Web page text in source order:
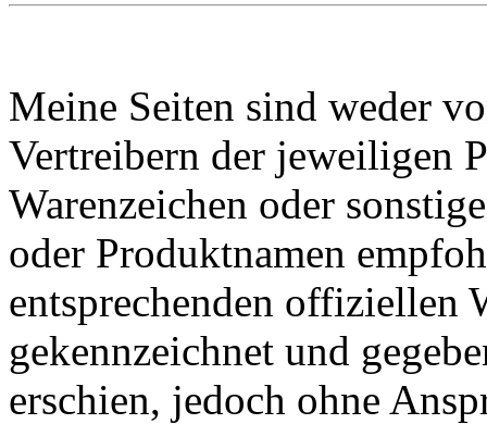
Meine Seiten sind weder
Vertreibern der jeweiligen
Warenzeichen oder
oder Produktnamen
entsprechenden offiziellen
gekennzeichnet und
erschien, jedoch ohne